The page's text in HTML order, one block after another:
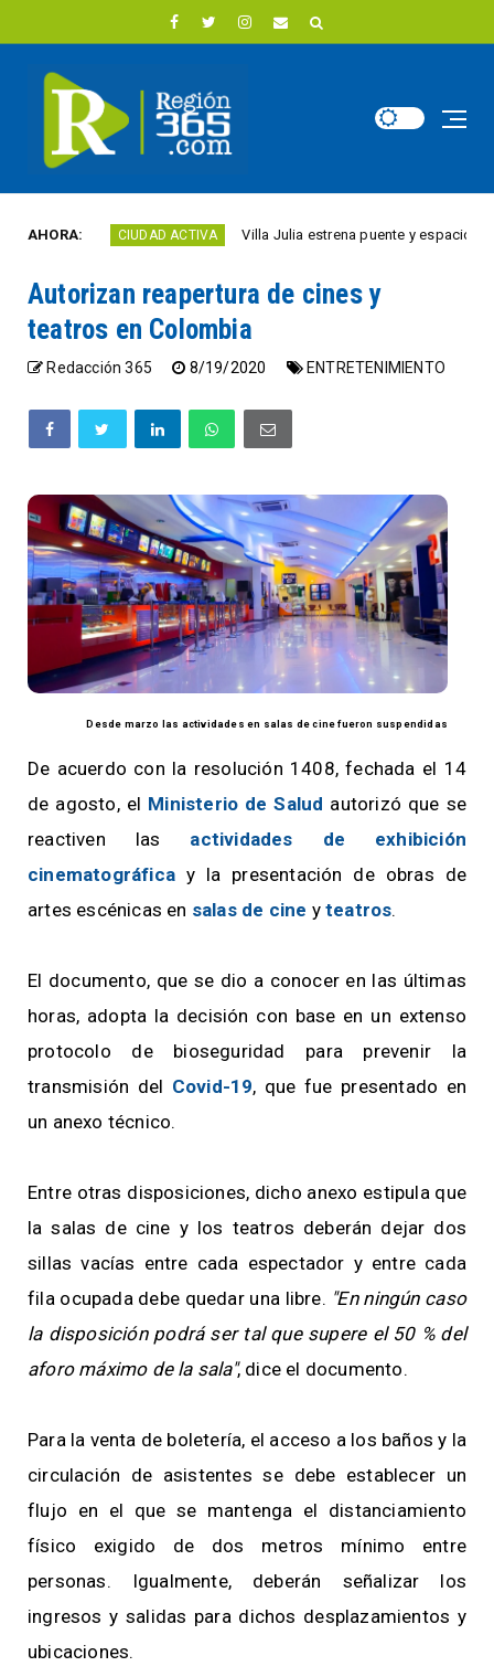
AHORA:CIUDAD ACTIVA Villa Julia estrena puente y espacios
Autorizan reapertura de cines y
teatros en Colombia
Redacción 365 8/19/2020 ENTRETENIMIENTO
Desde marzo las actividades en salas de cine fueron suspendidas
De acuerdo con la resolución 1408, fechada el 14
de agosto, el Ministerio de Salud autorizó que se
reactiven las actividades de exhibición
cinematográfica y la presentación de obras de
artes escénicas en salas de cine yteatros.
El documento, que se dio a conocer en las últimas
horas, adopta la decisión con base en un extenso
protocolo de bioseguridad para prevenir la
transmisión del Covid-19, que fue presentado en
un anexo técnico.
Entre otras disposiciones, dicho anexo estipula que
la salas de cine y los teatros deberán dejar dos
sillas vacías entre cada espectador y entre cada
fila ocupada debe quedar una libre. "En ningún caso
la disposición podrá ser tal que supere el 50 % del
aforo máximo de la sala", dice el documento.
Para la venta de boletería, el acceso a los baños y la
circulación de asistentes se debe establecer un
flujo en el que se mantenga el distanciamiento
físico exigido de dos metros mínimo entre
personas. Igualmente, deberán señalizar los
ingresos y salidas para dichos desplazamientos y
ubicaciones.